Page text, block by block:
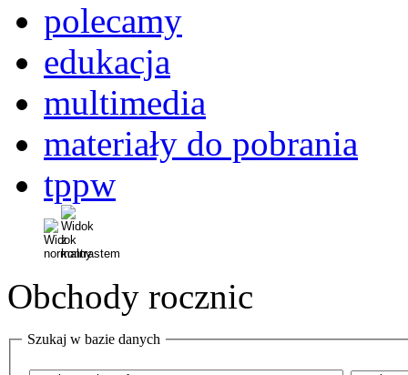
polecamy
edukacja
multimedia
materiały do pobrania
tppw
Obchody rocznic
Szukaj w bazie danych